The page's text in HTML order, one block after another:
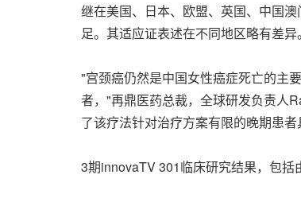
继在美国、日本、欧盟、英国、中国
足。其适应证表述在不同地区略有差异。
"宫颈癌仍然是中国女性癌症死亡的主
者，"再鼎医药总裁，全球研发负责人
了该疗法针对治疗方案有限的晚期患
3期innovaTV 301临床研究结果，包括